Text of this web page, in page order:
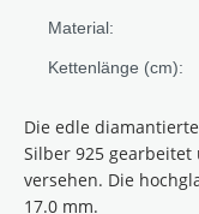
Material:
Kettenlänge (cm):
Die edle
Silber 925 gearbeitet
versehen. Die
17.0 mm.